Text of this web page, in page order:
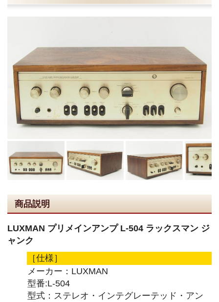
商品説明
LUXMAN プリメインアンプ L-504 ラックスマン ジ
ャンク
［仕様］
メーカー：LUXMAN
型番:L-504
型式：ステレオ・インテグレーテッド・アン